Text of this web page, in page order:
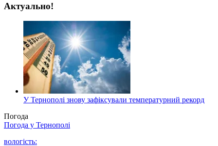
Актуально!
У Тернополі знову зафіксували температурний рекорд
Погода
Погода у Тернополі
вологість: